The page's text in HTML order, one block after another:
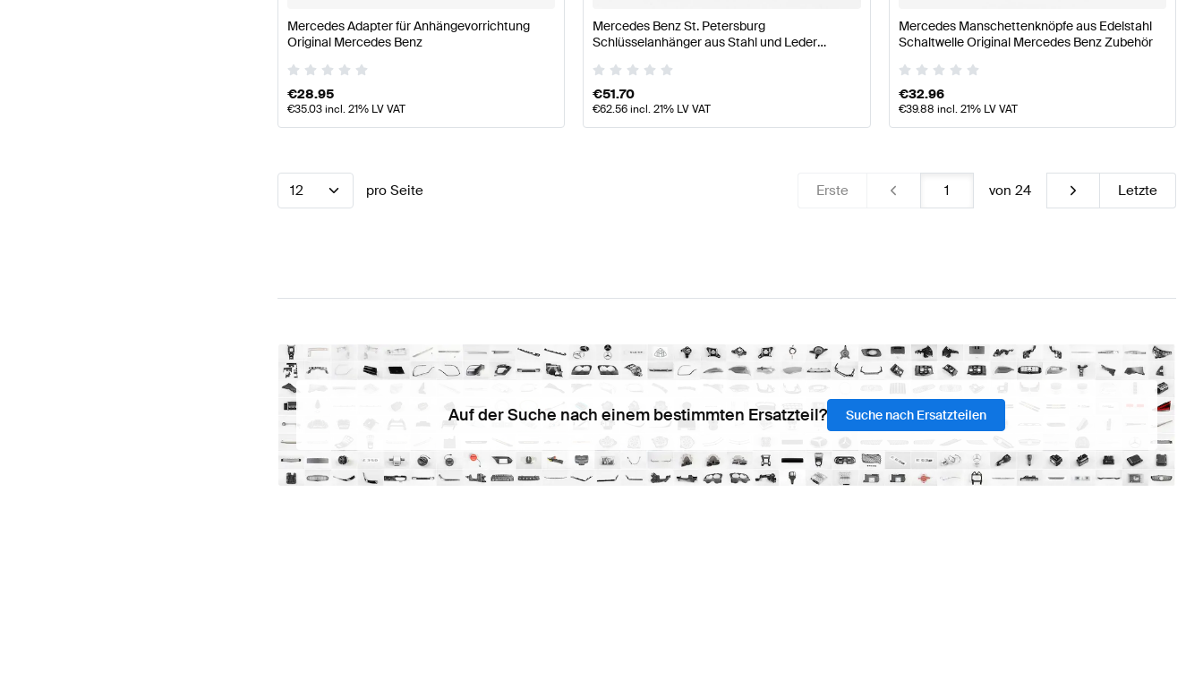
Mercedes Adapter für Anhängevorrichtung
Original Mercedes Benz
€28.95
€35.03incl. 21% LV VAT
Mercedes Benz St. Petersburg
Schlüsselanhänger aus Stahl und Leder
€51.70
€62.56incl. 21% LV VAT
Mercedes Manschettenknöpfe aus Edelstahl
Schaltwelle Original Mercedes Benz Zubehör
€32.96
€39.88 incl. 21% LV VAT
12 pro Seite Erste von 24 Letzte
Auf der Suche nach einem bestimmten Ersatzteil? Suche nach Ersatzteilen